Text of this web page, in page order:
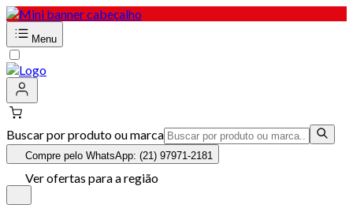
Menu
Buscar por produto ou marca
Compre pelo WhatsApp: (21) 97971-2181
Ver ofertas para a região